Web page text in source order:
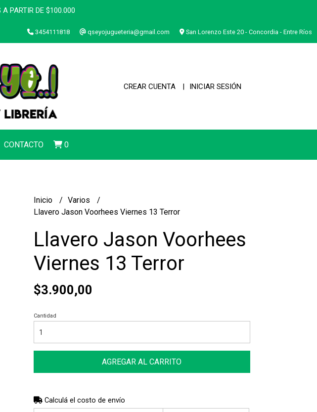
PARTIR DE $100.000
3454111818 qseyojugueteria@gmail.com San Lorenzo Este 20 - Concordia - Entre Ríos
CREAR CUENTA INICIAR SESIÓN
CONTACTO 0
Inicio
Varios
Llavero Jason Voorhees Viernes 13 Terror
Llavero Jason Voorhees
Viernes 13 Terror
$3.900,00
Cantidad
AGREGAR AL CARRITO
Calculá el costo de envío